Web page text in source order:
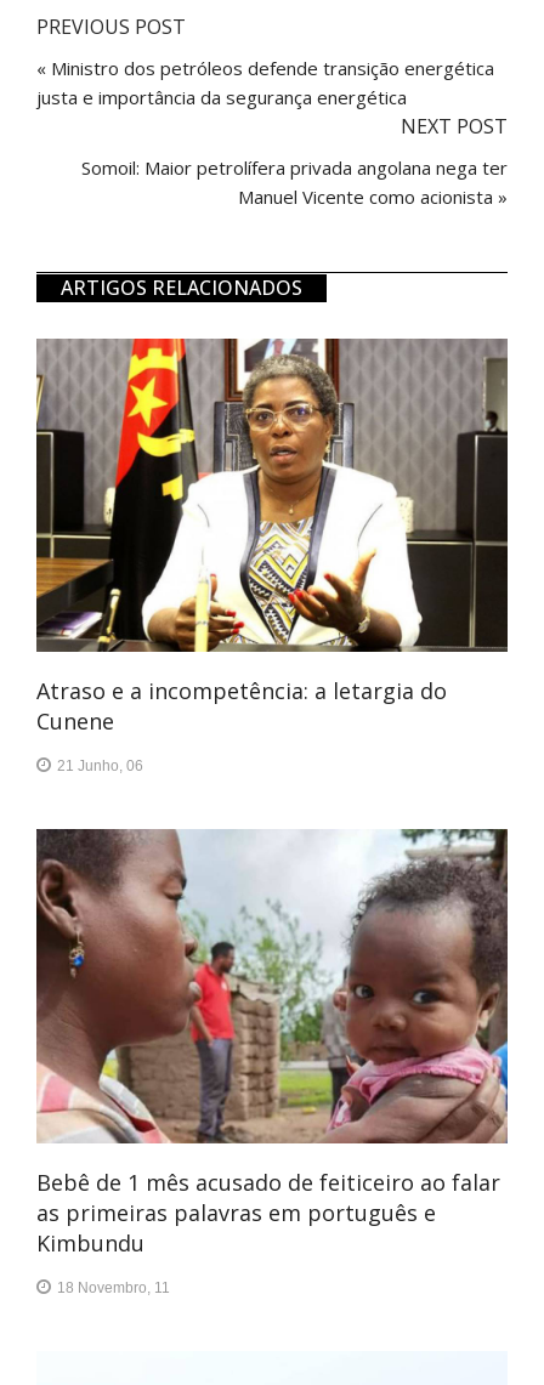
PREVIOUS POST
« Ministro dos petróleos defende transição energética
justa e importância da segurança energética
NEXT POST
Somoil: Maior petrolífera privada angolana nega ter
Manuel Vicente como acionista »
ARTIGOS RELACIONADOS
Atraso e a incompetência: a letargia do
Cunene
21 Junho, 06
Bebê de 1 mês acusado de feiticeiro ao falar
as primeiras palavras em português e
Kimbundu
18 Novembro, 11